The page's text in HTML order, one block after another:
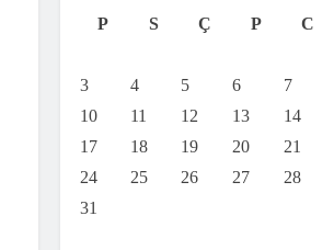
P S Ç P C
3
4 5 6 7
10
11 12 13 14
17
18 19 20 21
24
25 26 27 28
31